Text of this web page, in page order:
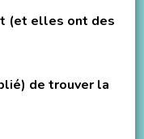
(et elles ont des
de trouver la